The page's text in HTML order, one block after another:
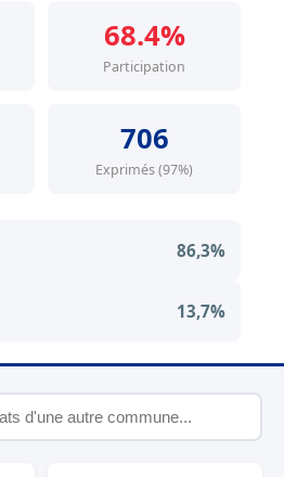
68.4%
Participation
706
Exprimés (97%)
86,3%
13,7%